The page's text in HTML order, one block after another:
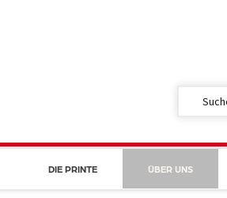
DIE PRINTE ÜBER UNS